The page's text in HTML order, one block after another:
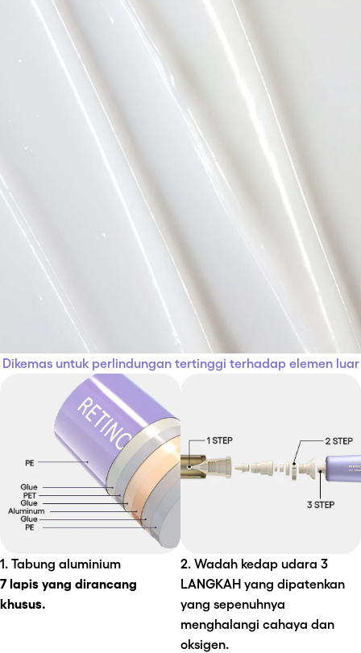
Dikemas untuk perlindungan tertinggi terhadap elemen luar
1. Tabung aluminium
7 lapis yang dirancang
khusus.
2. Wadah kedap udara 3
LANGKAH yang dipatenkan
yang sepenuhnya
menghalangi cahaya dan
oksigen.